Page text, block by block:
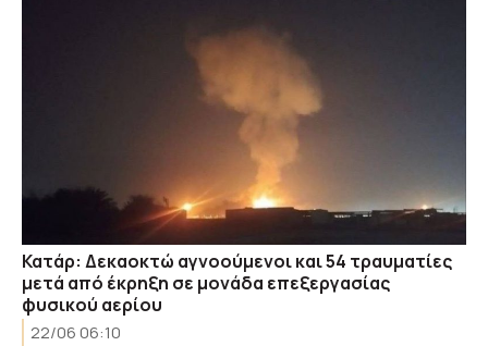
Κατάρ: Δεκαοκτώ αγνοούμενοι και 54 τραυματίες
μετά από έκρηξη σε μονάδα επεξεργασίας
φυσικού αερίου
22/06 06:10